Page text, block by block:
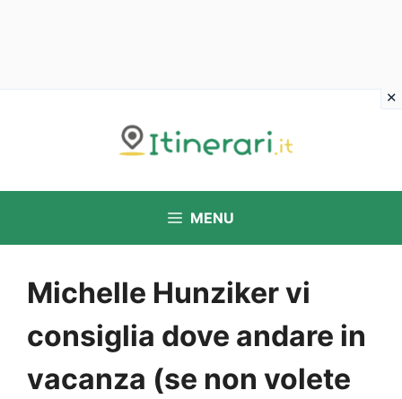
MENU
Michelle Hunziker vi
consiglia dove andare in
vacanza (se non volete